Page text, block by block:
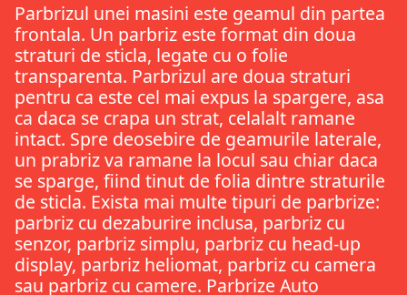
Parbrizul unei masini este geamul din partea
frontala. Un parbriz este format din doua
straturi de sticla, legate cu o folie
transparenta. Parbrizul are doua straturi
pentru ca este cel mai expus la spargere, asa
ca daca se crapa un strat, celalalt ramane
intact. Spre deosebire de geamurile laterale,
un prabriz va ramane la locul sau chiar daca
se sparge, fiind tinut de folia dintre straturile
de sticla. Exista mai multe tipuri de parbrize:
parbriz cu dezaburire inclusa, parbriz cu
senzor, parbriz simplu, parbriz cu head-up
display, parbriz heliomat, parbriz cu camera
sau parbriz cu camere. Parbrize Auto